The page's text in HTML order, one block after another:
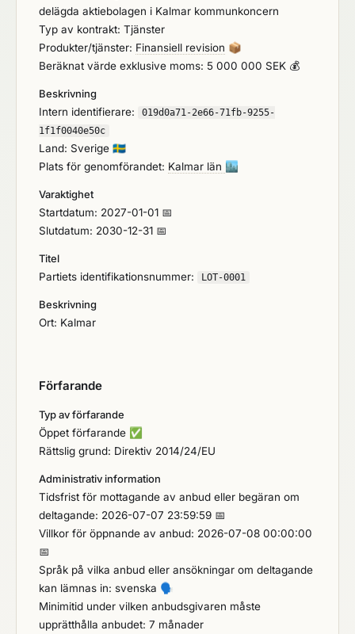
delägda aktiebolagen i Kalmar kommunkoncern
Typ av kontrakt: Tjänster
Produkter/tjänster: Finansiell revision 📦
Beräknat värde exklusive moms: 5 000 000 SEK 💰
Beskrivning
Intern identifierare:
019d0a71-2e66-71fb-9255-
1f1f0040e50c
Land: Sverige 🇸🇪
Plats för genomförandet: Kalmar län 🏙️
Varaktighet
Startdatum: 2027-01-01 📅
Slutdatum: 2030-12-31 📅
Titel
Partiets identifikationsnummer:
LOT-0001
Beskrivning
Ort: Kalmar
Förfarande
Typ av förfarande
Öppet förfarande ✅
Rättslig grund: Direktiv 2014/24/EU
Administrativ information
Tidsfrist för mottagande av anbud eller begäran om
deltagande: 2026-07-07 23:59:59 📅
Villkor för öppnande av anbud: 2026-07-08 00:00:00
📅
Språk på vilka anbud eller ansökningar om deltagande
kan lämnas in: svenska 🗣️
Minimitid under vilken anbudsgivaren måste
upprätthålla anbudet: 7 månader